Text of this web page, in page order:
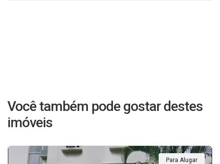
Você também pode gostar destes
imóveis
Para Alugar